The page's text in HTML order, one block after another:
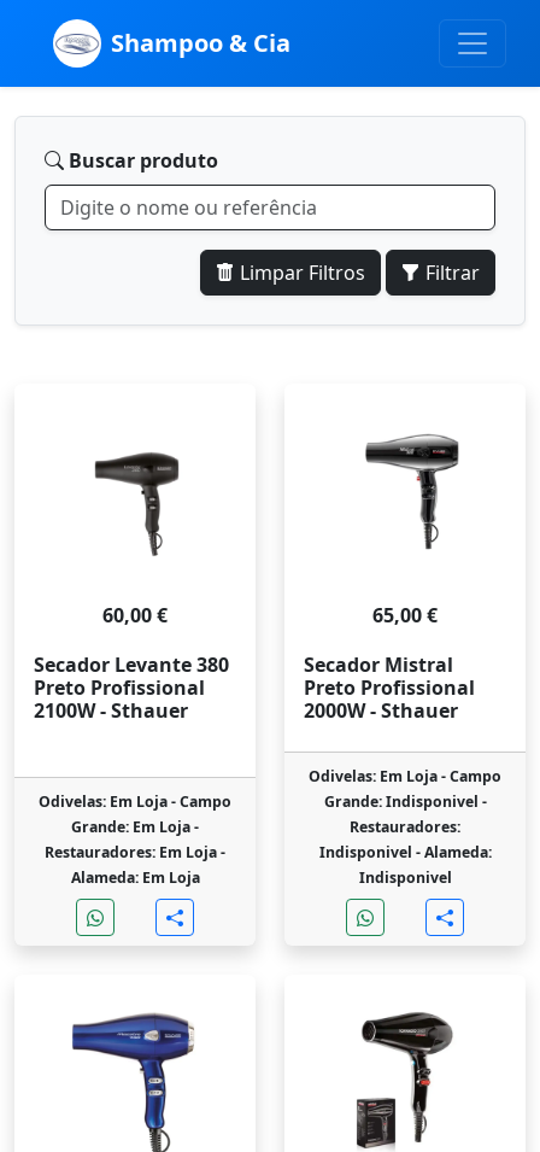
Shampoo & Cia
Buscar produto
Limpar Filtros Filtrar
60,00 €
Secador Levante 380
Preto Profissional
2100W - Sthauer
Odivelas: Em Loja -Campo
Grande: Em Loja -
Restauradores: Em Loja -
Alameda: Em Loja
65,00 €
Secador Mistral
Preto Profissional
2000W - Sthauer
Odivelas: Em Loja -Campo
Grande: Indisponivel -
Restauradores:
Indisponivel -Alameda:
Indisponivel